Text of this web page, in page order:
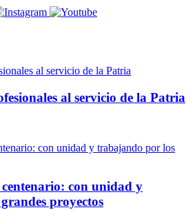
al servicio de la Patria
con unidad y
proyectos